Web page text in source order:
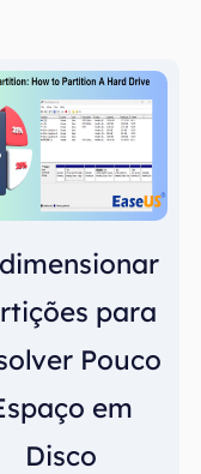
para
Pouco
em
Disco